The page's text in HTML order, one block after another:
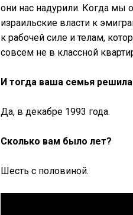
они нас надурили. Когда мы
израильские власти к
к рабочей силе и телам,
совсем не в классной
И тогда ваша семья
Да, в декабре 1993 года.
Сколько вам было лет?
Шесть с половиной.